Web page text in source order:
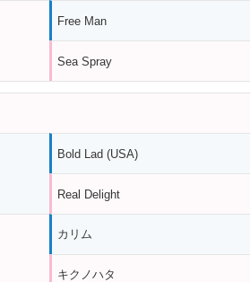
Free Man
Sea Spray
Bold Lad (USA)
Real Delight
カリム
キクノハタ